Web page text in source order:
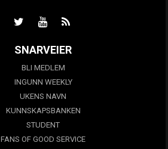
SNARVEIER
BLI MEDLEM
INGUNN WEEKLY
UKENS NAVN
KUNNSKAPSBANKEN
STUDENT
FANS OF GOOD SERVICE